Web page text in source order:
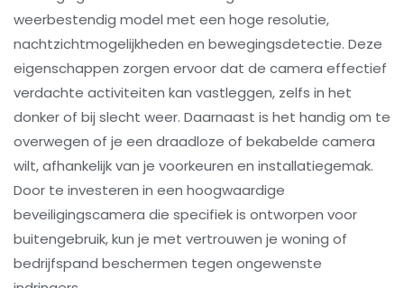
weerbestendig model met een hoge resolutie,
nachtzichtmogelijkheden en bewegingsdetectie. Deze
eigenschappen zorgen ervoor dat de camera effectief
verdachte activiteiten kan vastleggen, zelfs in het
donker of bij slecht weer. Daarnaast is het handig om te
overwegen of je een draadloze of bekabelde camera
wilt, afhankelijk van je voorkeuren en installatiegemak.
Door te investeren in een hoogwaardige
beveiligingscamera die specifiek is ontworpen voor
buitengebruik, kun je met vertrouwen je woning of
bedrijfspand beschermen tegen ongewenste